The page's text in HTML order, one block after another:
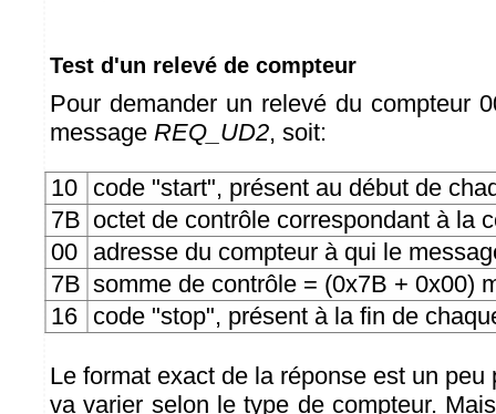
Test d'un relevé de compteur
Pour demander un relevé du compteur
message REQ_UD2, soit:
10 code "start", présent au début de
7B octet de contrôle correspondant à la
00 adresse du compteur à qui le
7B somme de contrôle = (0x7B + 0x00)
16 code "stop", présent à la fin de
Le format exact de la réponse est un peu
va varier selon le type de compteur.